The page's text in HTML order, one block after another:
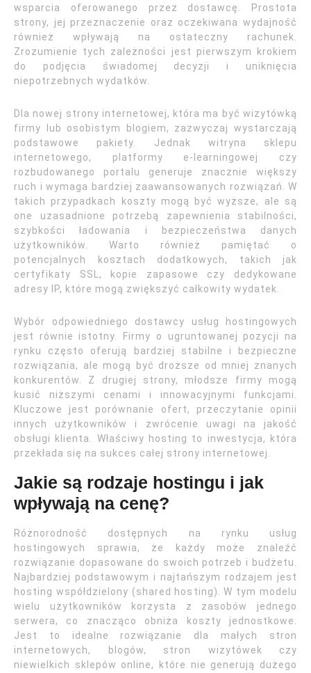
wsparcia oferowanego przez dostawcę. Prostota
strony, jej przeznaczenie oraz oczekiwana wydajność
również wpływają na ostateczny rachunek.
Zrozumienie tych zależności jest pierwszym krokiem
do podjęcia świadomej decyzji i uniknięcia
niepotrzebnych wydatków.
Dla nowej strony internetowej, która ma być wizytówką
firmy lub osobistym blogiem, zazwyczaj wystarczają
podstawowe pakiety. Jednak witryna sklepu
internetowego, platformy e-learningowej czy
rozbudowanego portalu generuje znacznie większy
ruch i wymaga bardziej zaawansowanych rozwiązań. W
takich przypadkach koszty mogą być wyższe, ale są
one uzasadnione potrzebą zapewnienia stabilności,
szybkości ładowania i bezpieczeństwa danych
użytkowników. Warto również pamiętać o
potencjalnych kosztach dodatkowych, takich jak
certyfikaty SSL, kopie zapasowe czy dedykowane
adresy IP, które mogą zwiększyć całkowity wydatek.
Wybór odpowiedniego dostawcy usług hostingowych
jest równie istotny. Firmy o ugruntowanej pozycji na
rynku często oferują bardziej stabilne i bezpieczne
rozwiązania, ale mogą być droższe od mniej znanych
konkurentów. Z drugiej strony, młodsze firmy mogą
kusić niższymi cenami i innowacyjnymi funkcjami.
Kluczowe jest porównanie ofert, przeczytanie opinii
innych użytkowników i zwrócenie uwagi na jakość
obsługi klienta. Właściwy hosting to inwestycja, która
przekłada się na sukces całej strony internetowej.
Jakie są rodzaje hostingu i jak
wpływają na cenę?
Różnorodność dostępnych na rynku usług
hostingowych sprawia, że każdy może znaleźć
rozwiązanie dopasowane do swoich potrzeb i budżetu.
Najbardziej podstawowym i najtańszym rodzajem jest
hosting współdzielony (shared hosting). W tym modelu
wielu użytkowników korzysta z zasobów jednego
serwera, co znacząco obniża koszty jednostkowe.
Jest to idealne rozwiązanie dla małych stron
internetowych, blogów, stron wizytówek czy
niewielkich sklepów online, które nie generują dużego